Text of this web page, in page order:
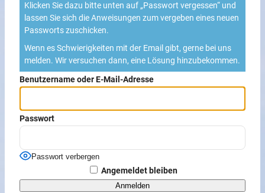
Klicken Sie dazu bitte unten auf „Passwort vergessen“ und
lassen Sie sich die Anweisungen zum vergeben eines neuen
Passworts zuschicken.
Wenn es Schwierigkeiten mit der Email gibt, gerne bei uns
melden. Wir versuchen dann, eine Lösung hinzubekommen.
Benutzername oder E-Mail-Adresse
Passwort
Passwort verbergen
Angemeldet bleiben